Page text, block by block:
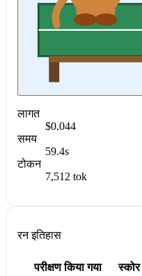
लागत
$0.044
समय
59.4s
टोकन
7,512 tok
रन इतिहास
परीक्षण किया गया स्कोर